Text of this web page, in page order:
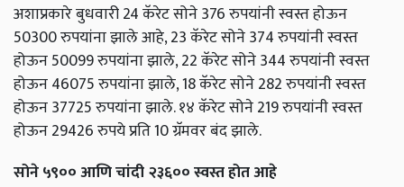
अशाप्रकारे बुधवारी 24 कॅरेट सोने 376 रुपयांनी स्वस्त होऊन
50300 रुपयांना झाले आहे, 23 कॅरेट सोने 374 रुपयांनी स्वस्त
होऊन 50099 रुपयांना झाले, 22 कॅरेट सोने 344 रुपयांनी स्वस्त
होऊन 46075 रुपयांना झाले, 18 कॅरेट सोने 282 रुपयांनी स्वस्त
होऊन 37725 रुपयांना झाले. १४ कॅरेट सोने 219 रुपयांनी स्वस्त
होऊन 29426 रुपये प्रति 10 ग्रॅमवर ​​बंद झाले.
सोने ५९०० आणि चांदी २३६०० स्वस्त होत आहे